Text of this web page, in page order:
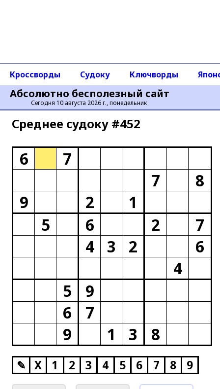
Абсолютно бесполезный сайт
Сегодня 10 августа 2026 г., понедельник
Кроссворды Судоку Ключворды
Среднее cудоку #452
6
7
7
8
9
2
1
5
6 2
7
4
3 2
6
4
5
9
6
7
9
1 3 8
✎ X 1 2 3 4 5 6 7 8 9